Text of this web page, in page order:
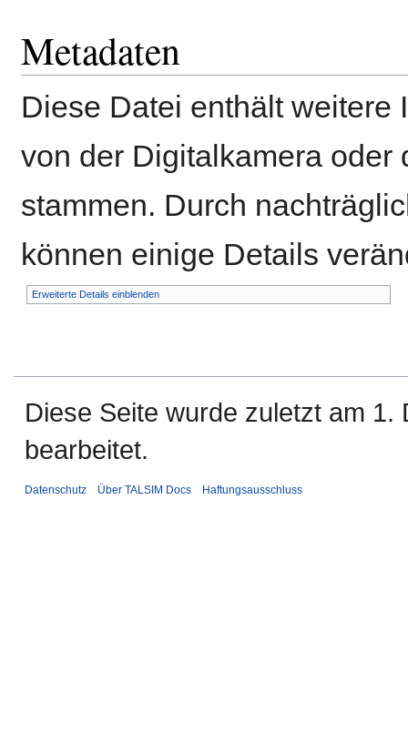
Metadaten
Diese Datei enthält weitere
von der Digitalkamera oder
stammen. Durch
können einige Details
Erweiterte Details einblenden
Diese Seite wurde zuletzt am
bearbeitet.
Datenschutz Über TALSIM Docs Haftungsausschluss